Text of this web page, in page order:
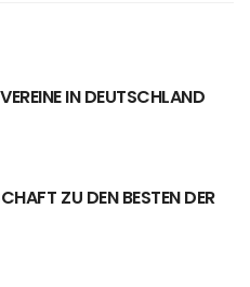
IN DEUTSCHLAND
ZU DEN BESTEN DER W